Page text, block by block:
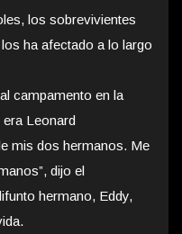
los sobrevivientes
ha afectado a lo largo
campamento en la
Leonard
mis dos hermanos. Me
dijo el
hermano, Eddy,